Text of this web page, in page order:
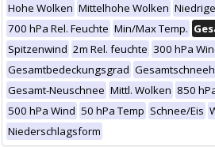
Hohe Wolken Mittelhohe Wolken
700 hPa Rel. Feuchte Min/Max Temp.
Spitzenwind 2m Rel. feuchte 300 hPa
Gesamtbedeckungsgrad
Gesamt-Neuschnee Mittl. Wolken 850
500 hPa Wind 50 hPa Temp Schnee/Eis
Niederschlagsform